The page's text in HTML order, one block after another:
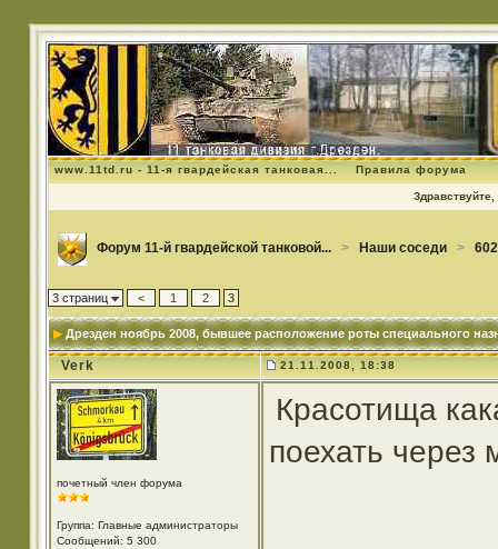
www.11td.ru - 11-я гвардейская танковая... Правила форума
Здравствуйте,
Форум 11-й гвардейской танковой... > Наши соседи >
3 страниц < 1 2 3
Дрезден ноябрь 2008, бывшее расположение роты специального
Verk 21.11.2008, 18:38
почетный член форума
Группа: Главные администраторы
Сообщений: 5 300
Красотища
поехать через